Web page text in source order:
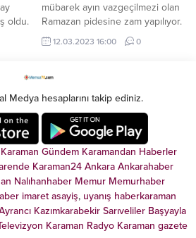
oldu.
mübarek ayın vazgeçilmezi olan
Ramazan pidesine zam yapılıyor.
İzmir'de daha önce 350 gramdan
satılan pide 320 grama indi ve
çıktı.
12.03.2023 16:00 0
Medya hesaplarını takip ediniz.
Karaman Gündem Karamandan Haberler
Karaman24 Ankara Ankarahaber
Nalıhanhaber Memur Memurhaber
imaret asayiş, uyanış haberkaraman
Kazımkarabekir Sarıveliler Başyayla
Karaman Radyo Karaman gazete